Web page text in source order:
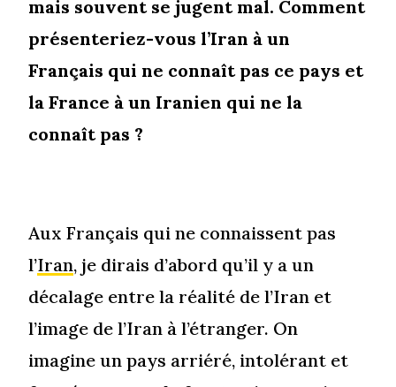
mais souvent se jugent mal. Comment
présenteriez-vous l’Iran à un
Français qui ne connaît pas ce pays et
la France à un Iranien qui ne la
connaît pas ?
Aux Français qui ne connaissent pas
l’Iran, je dirais d’abord qu’il y a un
décalage entre la réalité de l’Iran et
l’image de l’Iran à l’étranger. On
imagine un pays arriéré, intolérant et